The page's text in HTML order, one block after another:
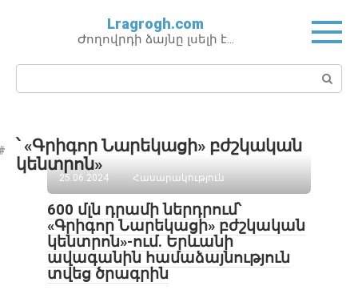
Lragrogh.com
Ժողովրդի ձայնը լսելի է…
Поиск:
՝ «Գրիգոր Նարեկացի» բժշկական
կենտրոն»
25.06.2024 Հասարակություն
600 մլն դրամի ներդրում՝
«Գրիգոր Նարեկացի» բժշկական
կենտրոն»-ում. Երևանի
ավագանին համաձայնություն
տվեց ծրագրին